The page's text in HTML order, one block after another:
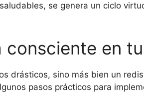
se genera un ciclo
en
drásticos, sino más bien un
pasos prácticos para